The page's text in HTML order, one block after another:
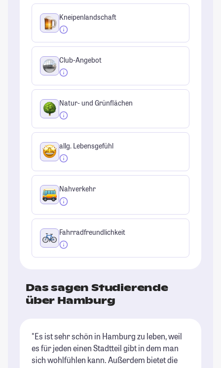
Kneipenlandschaft
Club-Angebot
Natur- und Grünflächen
allg. Lebensgefühl
Nahverkehr
Fahrradfreundlichkeit
Das sagen Studierende
über Hamburg
"Es ist sehr schön in Hamburg zu leben, weil
es für jeden einen Stadtteil gibt in dem man
sich wohlfühlen kann. Außerdem bietet die